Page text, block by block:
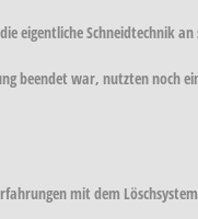
eigentliche Schneidtechnik an
war, nutzten noch
mit dem